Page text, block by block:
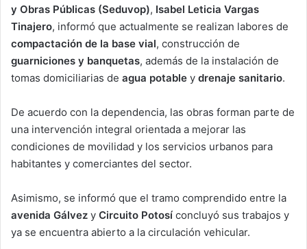
y Obras Públicas (Seduvop), Isabel Leticia Vargas
Tinajero, informó que actualmente se realizan labores de
compactación de la base vial, construcción de
guarniciones y banquetas, además de la instalación de
tomas domiciliarias de agua potable y drenaje sanitario.
De acuerdo con la dependencia, las obras forman parte de
una intervención integral orientada a mejorar las
condiciones de movilidad y los servicios urbanos para
habitantes y comerciantes del sector.
Asimismo, se informó que el tramo comprendido entre la
avenida Gálvez y Circuito Potosí concluyó sus trabajos y
ya se encuentra abierto a la circulación vehicular.